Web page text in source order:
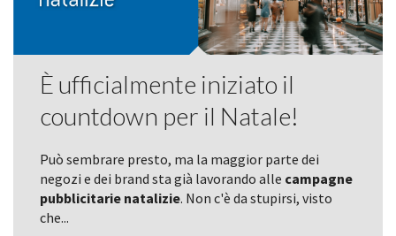
È ufficialmente iniziato il
countdown per il Natale!
Può sembrare presto, ma la maggior parte dei
negozi e dei brand sta già lavorando alle campagne
pubblicitarie natalizie. Non c'è da stupirsi, visto
che...